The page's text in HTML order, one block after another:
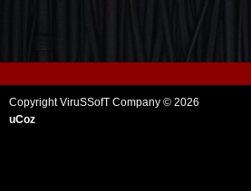
Copyright ViruSSofT Company © 2026
uCoz